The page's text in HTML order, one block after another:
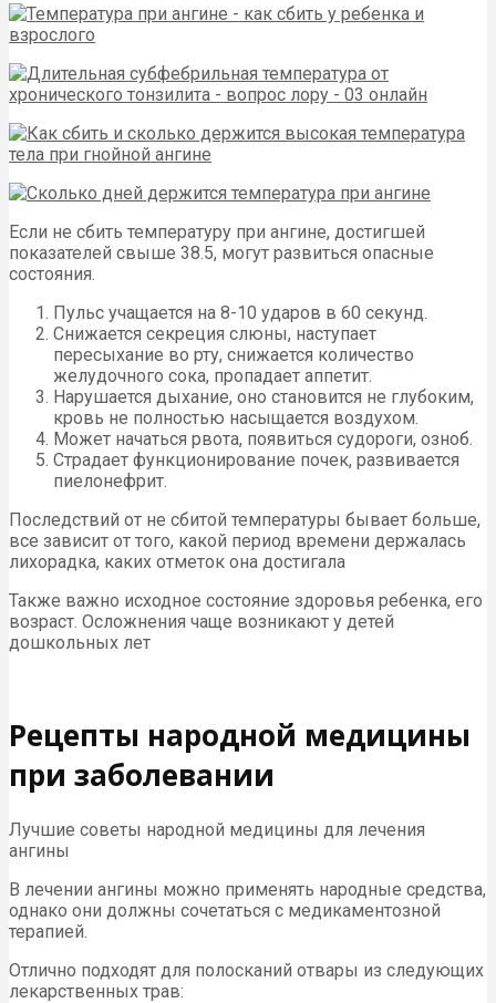
Если не сбить температуру при ангине, достигшей
показателей свыше 38.5, могут развиться опасные
состояния.
Пульс учащается на 8-10 ударов в 60 секунд.
Снижается секреция слюны, наступает
пересыхание во рту, снижается количество
желудочного сока, пропадает аппетит.
Нарушается дыхание, оно становится не глубоким,
кровь не полностью насыщается воздухом.
Может начаться рвота, появиться судороги, озноб.
Страдает функционирование почек, развивается
пиелонефрит.
Последствий от не сбитой температуры бывает больше,
все зависит от того, какой период времени держалась
лихорадка, каких отметок она достигала
Также важно исходное состояние здоровья ребенка, его
возраст. Осложнения чаще возникают у детей
дошкольных лет
Рецепты народной медицины
при заболевании
Лучшие советы народной медицины для лечения
ангины
В лечении ангины можно применять народные средства,
однако они должны сочетаться с медикаментозной
терапией.
Отлично подходят для полосканий отвары из следующих
лекарственных трав: